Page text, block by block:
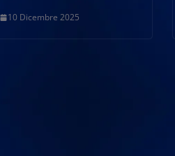
10 Dicembre 2025